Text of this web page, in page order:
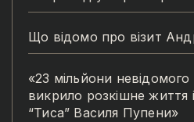
Що відомо про візит
«23 мільйони
викрило розкішне життя
“Тиса” Василя Пупени»